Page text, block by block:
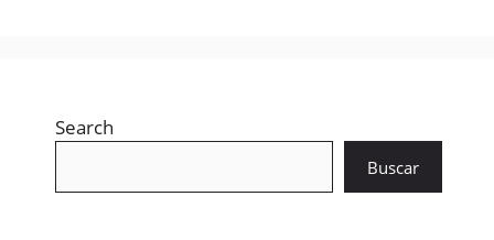
Search
Buscar